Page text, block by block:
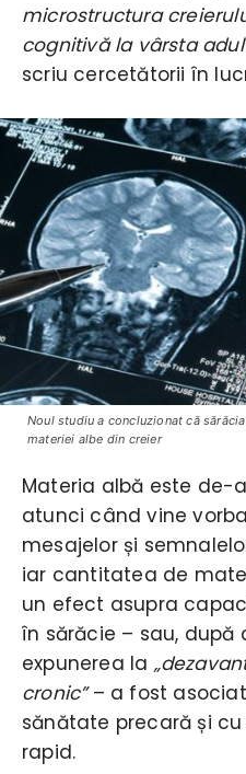
microstructura
cognitivă la vârsta
scriu cercetătorii în
Noul studiu a concluzionat că
materiei albe din creier
Materia albă este de-
atunci când vine
mesajelor și
iar cantitatea de
un efect asupra
în sărăcie – sau,
expunerea la
cronic”– a fost
sănătate precară și
rapid.